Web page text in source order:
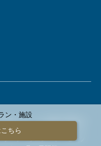
フレンチの森で特別な一
を過ごす。没入型ディナーコ
サート『サロン・ド・モーツ
ン・施設
ちら